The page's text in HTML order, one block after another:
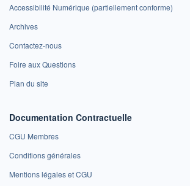
Accessibilité Numérique (partiellement conforme)
Archives
Contactez-nous
Foire aux Questions
Plan du site
Documentation Contractuelle
CGU Membres
Conditions générales
Mentions légales et CGU